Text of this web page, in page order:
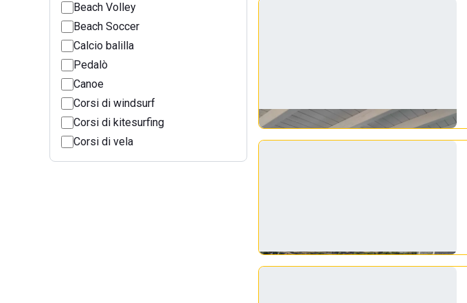
Beach Volley
Beach Soccer
Calcio balilla
Pedalò
Canoe
Corsi di windsurf
Corsi di kitesurfing
Corsi di vela